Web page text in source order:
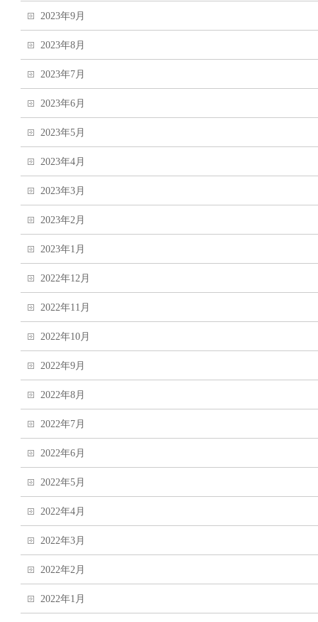
2023年9月
2023年8月
2023年7月
2023年6月
2023年5月
2023年4月
2023年3月
2023年2月
2023年1月
2022年12月
2022年11月
2022年10月
2022年9月
2022年8月
2022年7月
2022年6月
2022年5月
2022年4月
2022年3月
2022年2月
2022年1月